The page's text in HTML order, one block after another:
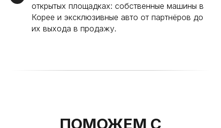
открытых площадках: собственные машины в
Корее и эксклюзивные авто от партнёров до
их выхода в продажу.